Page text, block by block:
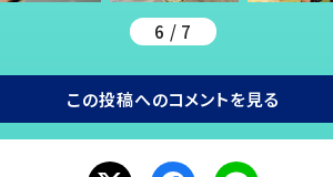
6 / 7
この投稿へのコメントを見る